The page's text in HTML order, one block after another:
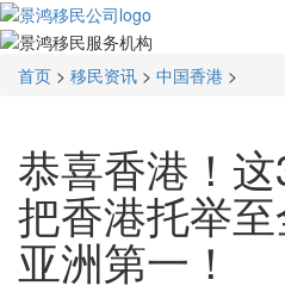
首页 > 移民资讯 > 中国香港 >
恭喜香港！
把香港托举至
亚洲第一！